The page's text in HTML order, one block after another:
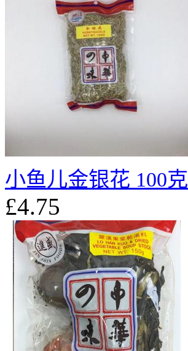
小鱼儿金银花 100克
£4.75